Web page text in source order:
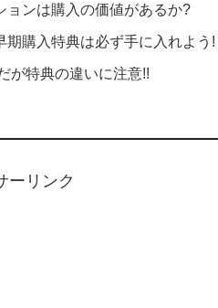
ョンは購入の価値があるか?
期購入特典は必ず手に入れよう!
が特典の違いに注意!!
ーリンク